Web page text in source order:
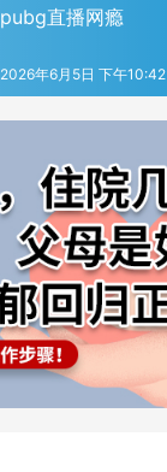
pubg直播网瘾
2026年6月5日 下午10:42